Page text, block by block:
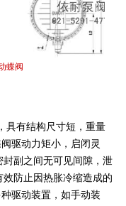
蝶阀
具有结构尺寸短，重量
驱动力矩小，启闭灵
副之间无可见间隙，泄
防止因热胀冷缩造成的
驱动装置，如手动装